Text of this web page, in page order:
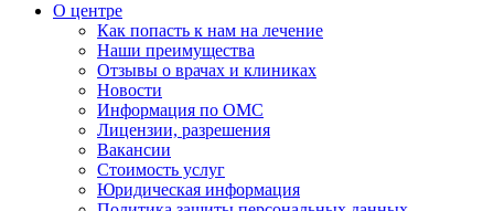
О центре
Как попасть к нам на лечение
Наши преимущества
Отзывы о врачах и клиниках
Новости
Информация по ОМС
Лицензии, разрешения
Вакансии
Стоимость услуг
Юридическая информация